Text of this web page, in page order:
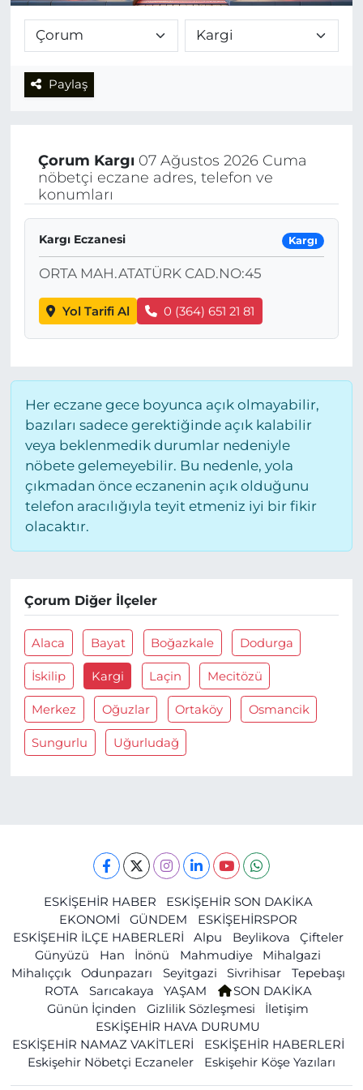
Paylaş
Çorum Kargı07 Ağustos 2026 Cuma
nöbetçi eczane adres, telefon ve
konumları
Kargı Eczanesi Kargı
ORTA MAH.ATATÜRK CAD.NO:45
Yol Tarifi Al 0 (364) 651 21 81
Her eczane gece boyunca açık olmayabilir,
bazıları sadece gerektiğinde açık kalabilir
veya beklenmedik durumlar nedeniyle
nöbete gelemeyebilir. Bu nedenle, yola
çıkmadan önce eczanenin açık olduğunu
telefon aracılığıyla teyit etmeniz iyi bir fikir
olacaktır.
Çorum Diğer İlçeler
Alaca Bayat Boğazkale Dodurga
İskilip Kargi Laçin Mecitözü
Merkez Oğuzlar Ortaköy Osmancik
Sungurlu Uğurludağ
ESKİŞEHİR HABER
ESKİŞEHİR SON DAKİKA
EKONOMİ
GÜNDEM
ESKİŞEHİRSPOR
ESKİŞEHİR İLÇE HABERLERİ
Alpu Beylikova
Çifteler
Günyüzü
Han İnönü Mahmudiye
Mihalgazi
Mihalıççık
Odunpazarı Seyitgazi Sivrihisar
Tepebaşı
ROTA
Sarıcakaya YAŞAM
SON DAKİKA
Günün İçinden
Gizlilik Sözleşmesi
İletişim
ESKİŞEHİR HAVA DURUMU
ESKİŞEHİR NAMAZ VAKİTLERİ
ESKİŞEHİR HABERLERİ
Eskişehir Nöbetçi Eczaneler
Eskişehir Köşe Yazıları